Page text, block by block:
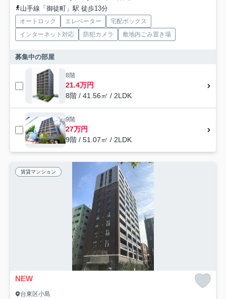
山手線「御徒町」駅 徒歩13分
オートロック エレベーター
宅配ボックス
インターネット対応
防犯カメラ 敷地内ごみ置き場
募集中の部屋
8階
21.4万円
8階 / 41.56㎡ / 2LDK
9階
27万円
9階 / 51.07㎡ / 2LDK
賃貸マンション
NEW
台東区小島